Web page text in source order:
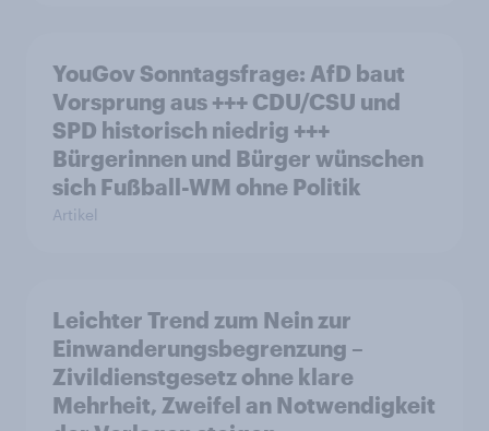
YouGov Sonntagsfrage: AfD baut
Vorsprung aus +++ CDU/CSU und
SPD historisch niedrig +++
Bürgerinnen und Bürger wünschen
sich Fußball-WM ohne Politik
Artikel
Leichter Trend zum Nein zur
Einwanderungsbegrenzung –
Zivildienstgesetz ohne klare
Mehrheit, Zweifel an Notwendigkeit